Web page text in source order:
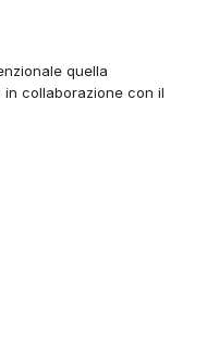
quella
in collaborazione con il